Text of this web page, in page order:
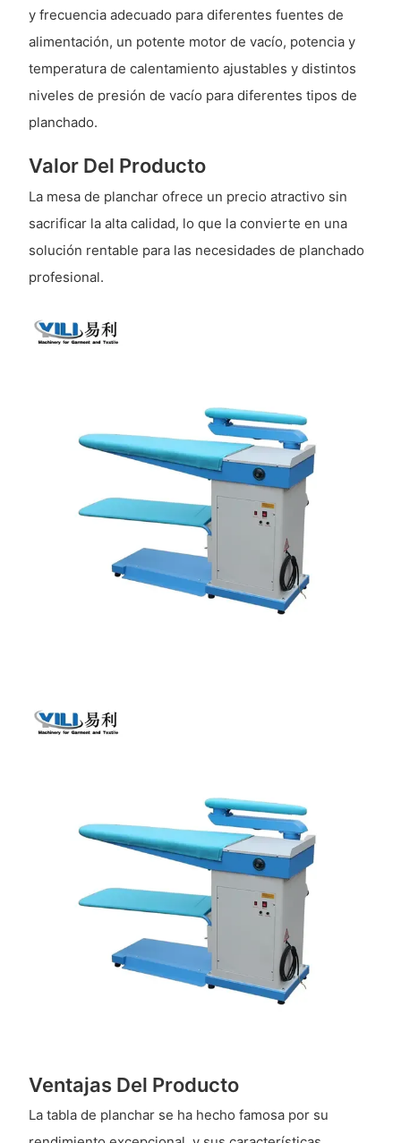
y frecuencia adecuado para diferentes fuentes de
alimentación, un potente motor de vacío, potencia y
temperatura de calentamiento ajustables y distintos
niveles de presión de vacío para diferentes tipos de
planchado.
Valor Del Producto
La mesa de planchar ofrece un precio atractivo sin
sacrificar la alta calidad, lo que la convierte en una
solución rentable para las necesidades de planchado
profesional.
Ventajas Del Producto
La tabla de planchar se ha hecho famosa por su